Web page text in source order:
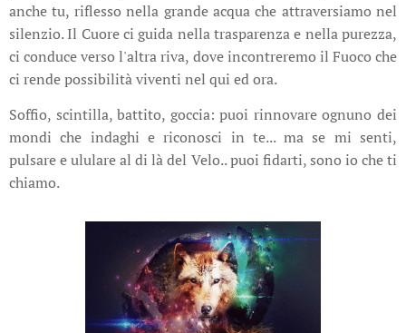
anche tu, riflesso nella grande acqua che attraversiamo nel
silenzio. Il Cuore ci guida nella trasparenza e nella purezza,
ci conduce verso l'altra riva, dove incontreremo il Fuoco che
ci rende possibilità viventi nel qui ed ora.
Soffio, scintilla, battito, goccia: puoi rinnovare ognuno dei
mondi che indaghi e riconosci in te... ma se mi senti,
pulsare e ululare al di là del Velo.. puoi fidarti, sono io che ti
chiamo.